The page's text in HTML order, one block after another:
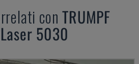
conTRUMPF
5030